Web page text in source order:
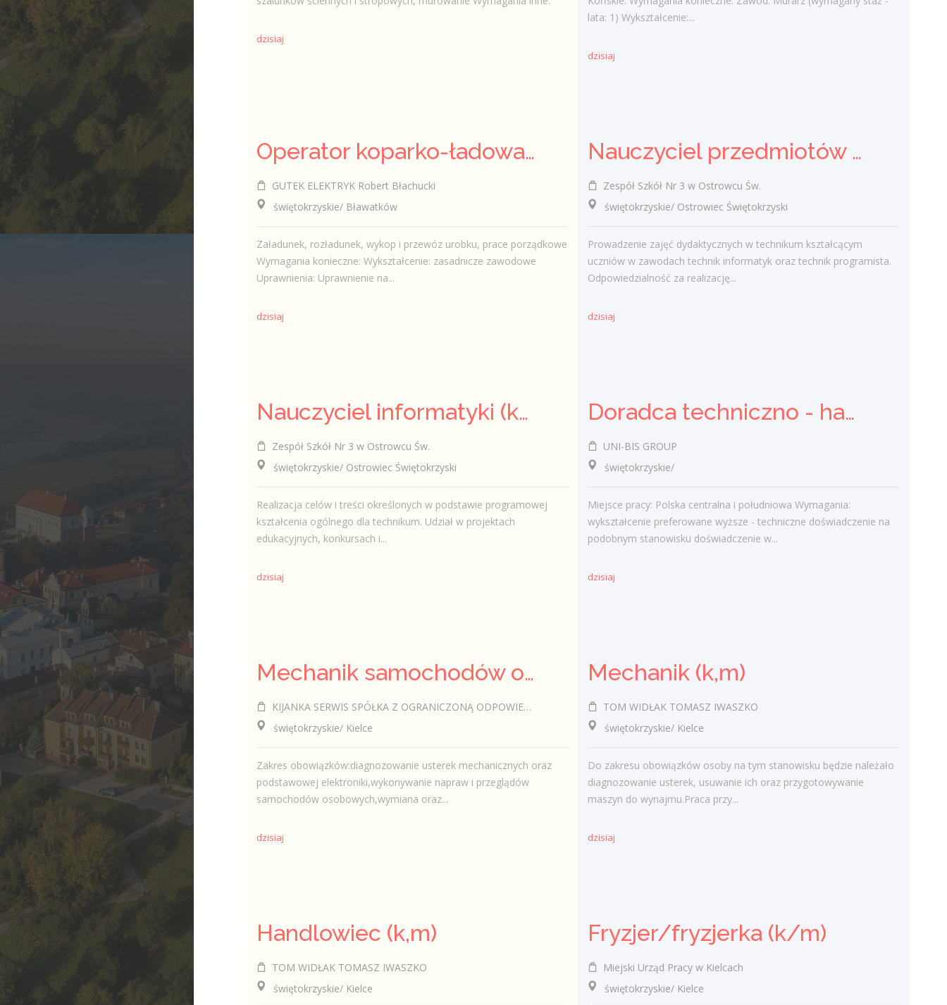
świętokrzyskie/ Ostrowiec Świętokrzyski
technikum kształcącym uczniów w
zawodach technik informatyk oraz technik
dzisiaj
ogólnego dla technikum. Udział w
Więcej ofert pracy
Praca
z tym radzą sobie starsi pracownicy?
2 lutego 2021
Jak zmienić pracę fizyczną na biurową?
brakuje wykwalifikowanych murarzy
12 grudnia 2020
Dobry lider, czyli jaki?
Najnowsze komentarze
świętokrzyskim
dzisiaj
lata: 1) Wykształcenie:...
dzisiaj
Operator koparko-ładowarki k/m
GUTEK ELEKTRYK Robert Błachucki
świętokrzyskie/ Bławatków
Załadunek, rozładunek, wykop i przewóz urobku, prace porządkowe
Wymagania konieczne: Wykształcenie: zasadnicze zawodowe
Uprawnienia: Uprawnienie na...
dzisiaj
Nauczyciel przedmiotów zawodowych technicznych (k/m)
Zespół Szkół Nr 3 w Ostrowcu Św.
świętokrzyskie/ Ostrowiec Świętokrzyski
Prowadzenie zajęć dydaktycznych w technikum kształcącym
uczniów w zawodach technik informatyk oraz technik programista.
Odpowiedzialność za realizację...
dzisiaj
Nauczyciel informatyki (k/m)
Zespół Szkół Nr 3 w Ostrowcu Św.
świętokrzyskie/ Ostrowiec Świętokrzyski
Realizacja celów i treści określonych w podstawie programowej
kształcenia ogólnego dla technikum. Udział w projektach
edukacyjnych, konkursach i...
dzisiaj
Doradca techniczno - handlowy (K/M)
UNI-BIS GROUP
świętokrzyskie/
Miejsce pracy: Polska centralna i południowa Wymagania:
wykształcenie preferowane wyższe - techniczne doświadczenie na
podobnym stanowisku doświadczenie w...
dzisiaj
Mechanik samochodów osobowych (k,m)
KIJANKA SERWIS SPÓŁKA Z OGRANICZONĄ ODPOWIEDZIALNOŚCIĄ
świętokrzyskie/ Kielce
Zakres obowiązków:diagnozowanie usterek mechanicznych oraz
podstawowej elektroniki,wykonywanie napraw i przeglądów
samochodów osobowych,wymiana oraz...
dzisiaj
Mechanik (k,m)
TOM WIDŁAK TOMASZ IWASZKO
świętokrzyskie/ Kielce
Do zakresu obowiązków osoby na tym stanowisku będzie należało
diagnozowanie usterek, usuwanie ich oraz przygotowywanie
maszyn do wynajmu.Praca przy...
dzisiaj
Handlowiec (k,m)
TOM WIDŁAK TOMASZ IWASZKO
świętokrzyskie/ Kielce
Fryzjer/fryzjerka (k/m)
Miejski Urząd Pracy w Kielcach
świętokrzyskie/ Kielce